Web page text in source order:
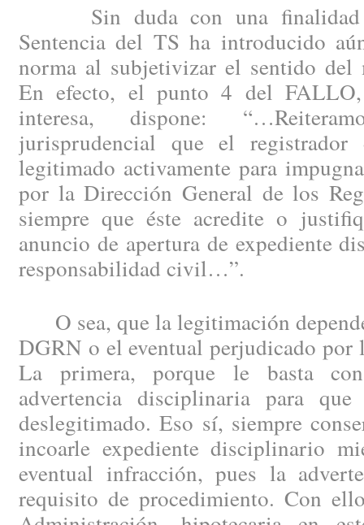
Sin duda con una finalidad
Sentencia del TS ha introducido
norma al subjetivizar el sentido del
En efecto, el punto 4 del
interesa, dispone:
jurisprudencial que el
legitimado activamente para
por la Dirección General de los
siempre que éste acredite o
anuncio de apertura de expediente
responsabilidad civil…”.
O sea, que la legitimación
DGRN o el eventual perjudicado por
La primera, porque le basta
advertencia disciplinaria para
deslegitimado. Eso sí, siempre
incoarle expediente disciplinario
eventual infracción, pues la
requisito de procedimiento. Con